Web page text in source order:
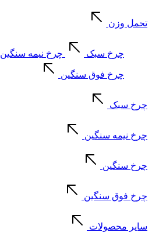
تحمل وزن
چرخ سبک چرخ نیمه سنگین
چرخ فوق سنگین
چرخ سبک
چرخ نیمه سنگین
چرخ سنگین
چرخ فوق سنگین
سایر محصولات